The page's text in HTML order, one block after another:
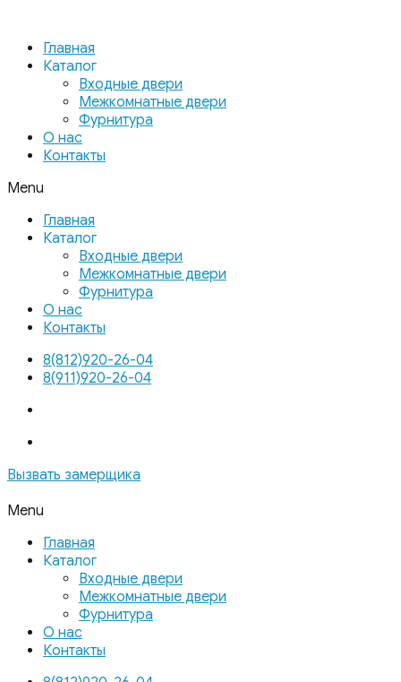
Главная
Каталог
Входные двери
Межкомнатные двери
Фурнитура
О нас
Контакты
Menu
Главная
Каталог
Входные двери
Межкомнатные двери
Фурнитура
О нас
Контакты
8(812)920-26-04
8(911)920-26-04
Вызвать замерщика
Menu
Главная
Каталог
Входные двери
Межкомнатные двери
Фурнитура
О нас
Контакты